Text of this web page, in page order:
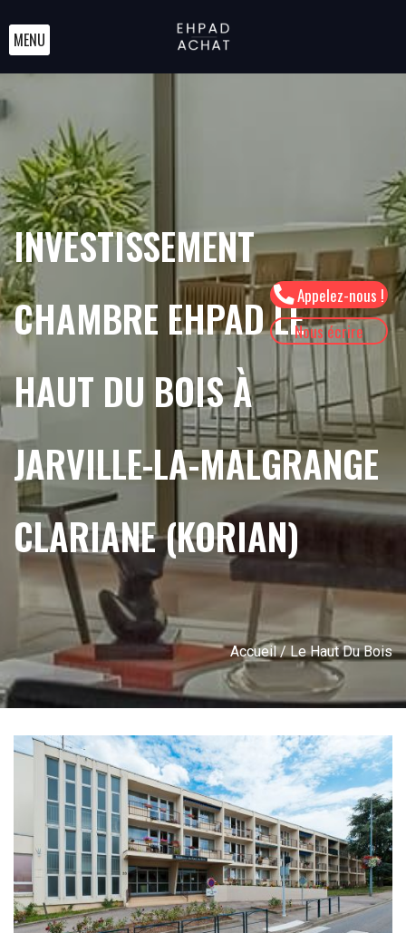
Appelez-nous !
Nous écrire
MENU
INVESTISSEMENT
CHAMBRE EHPAD LE
HAUT DU BOIS À
JARVILLE-LA-MALGRANGE
CLARIANE (KORIAN)
Accueil/ Le Haut Du Bois